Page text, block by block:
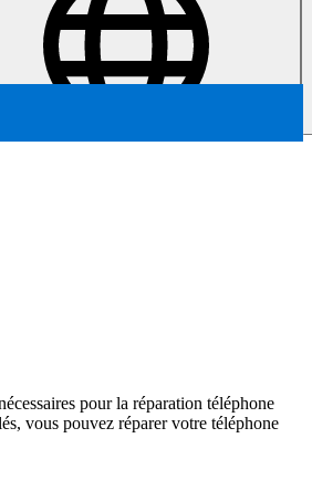
pour la réparation téléphone
vous pouvez réparer votre téléphone